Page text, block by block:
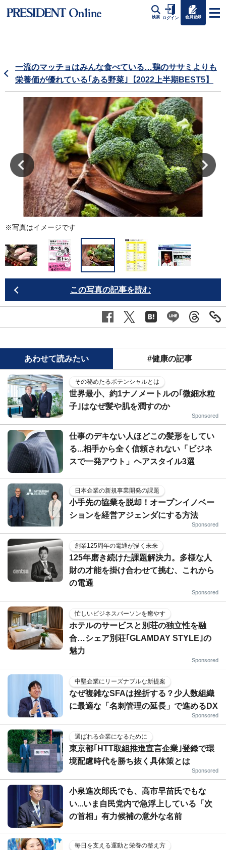
検索 ログイン 会員登録
一流のマッチョはみんな食べている…鶏のササミよりも
栄養価が優れている｢ある野菜｣【2022上半期BEST5】
※写真はイメージです
この写真の記事を読む
あわせて読みたい #健康の記事
その秘めたるポテンシャルとは
世界最小、約1ナノメートルの｢微細水粒
子｣はなぜ髪や肌を潤すのか
Sponsored
仕事のデキない人ほどこの髪形をしてい
る...相手から全く信頼されない「ビジネ
スで一発アウト」ヘアスタイル3選
日本企業の新規事業開発の課題
小手先の協業を脱却！オープンイノベー
ションを経営アジェンダにする方法
Sponsored
創業125周年の電通が描く未来
125年磨き続けた課題解決力。多様な人
財の才能を掛け合わせて挑む、これから
の電通
Sponsored
忙しいビジネスパーソンを癒やす
ホテルのサービスと別荘の独立性を融
合…シェア別荘｢GLAMDAY STYLE｣の
魅力
Sponsored
中堅企業にリーズナブルな新提案
なぜ複雑なSFAは挫折する？少人数組織
に最適な「名刺管理の延長」で進めるDX
Sponsored
選ばれる企業になるために
東京都｢HTT取組推進宣言企業｣登録で環
境配慮時代を勝ち抜く具体策とは
Sponsored
小泉進次郎氏でも、高市早苗氏でもな
い...いま自民党内で急浮上している「次
の首相」有力候補の意外な名前
毎日を支える運動と栄養の整え方